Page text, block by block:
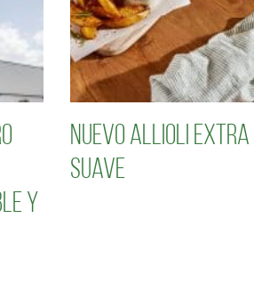
y
Nuevo Allioli Extra
Suave